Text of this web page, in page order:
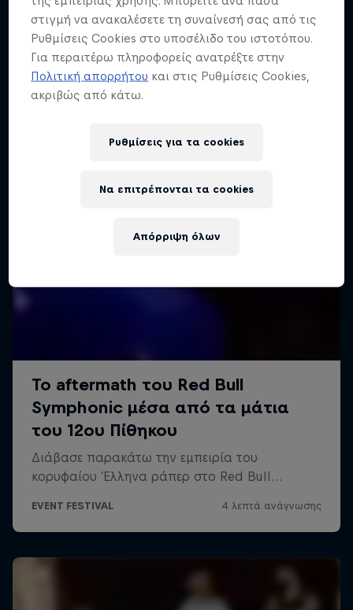
στιγμή να ανακαλέσετε τη συναίνεσή σας από τις
Ρυθμίσεις Cookies στο υποσέλιδο του ιστοτόπου.
Για περαιτέρω πληροφορείς ανατρέξτε στην
Πολιτική απορρήτου και στις Ρυθμίσεις Cookies,
ακριβώς από κάτω.
Ρυθμίσεις για τα cookies
Απόρριψη όλων
Να επιτρέπονται τα cookies